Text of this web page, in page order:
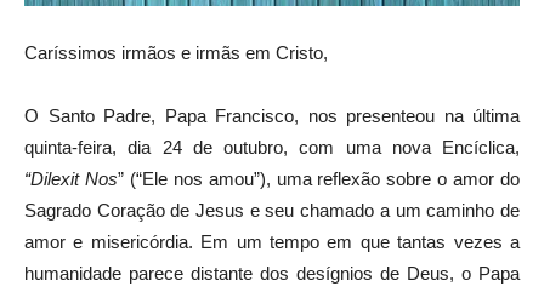
Caríssimos irmãos e irmãs em Cristo,
O Santo Padre, Papa Francisco, nos presenteou na última
quinta-feira, dia 24 de outubro, com uma nova Encíclica,
“Dilexit Nos” (“Ele nos amou”), uma reflexão sobre o amor do
Sagrado Coração de Jesus e seu chamado a um caminho de
amor e misericórdia. Em um tempo em que tantas vezes a
humanidade parece distante dos desígnios de Deus, o Papa